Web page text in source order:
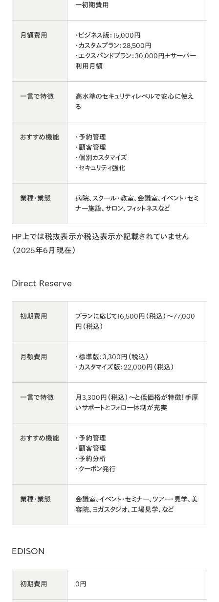
ー初期費用
月額費用
・ビジネス版：15,000円
・カスタムプラン：28,500円
・エクスパンドプラン：30,000円＋サーバー
利用月額
一言で特徴
高水準のセキュリティレベルで安心に使え
る
おすすめ機能
・予約管理
・顧客管理
・個別カスタマイズ
・セキュリティ強化
業種・業態
病院、スクール・教室、会議室、イベント・セミ
ナー施設、サロン、フィットネスなど
HP上では税抜表示か税込表示か記載されていません
（2025年6月現在）
Direct Reserve
初期費用
プランに応じて16,500円（税込）〜77,000
円（税込）
月額費用
・標準版：3,300円（税込）
・カスタマイズ版：22,000円（税込）
一言で特徴
月3,300円（税込）～と低価格が特徴！手厚
いサポートとフォロー体制が充実
おすすめ機能
・予約管理
・顧客管理
・予約分析
・クーポン発行
業種・業態
会議室、イベント・セミナー、ツアー・見学、美
容院、ヨガスタジオ、工場見学、など
EDISON
初期費用 0円